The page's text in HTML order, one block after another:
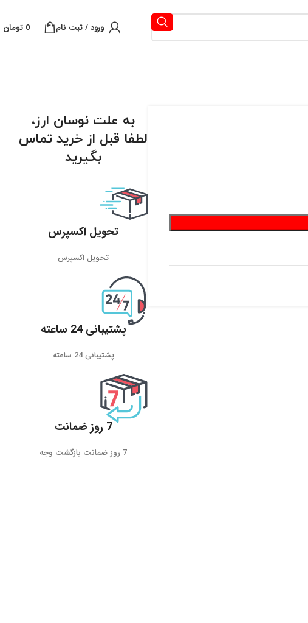
ورود / ثبت نام 0 تومان
به علت نوسان ارز،
لطفا قبل از خرید تماس
بگیرید
تحویل اکسپرس
تحویل اکسپرس
پشتیبانی 24 ساعته
پشتیبانی 24 ساعته
7 روز ضمانت
7 روز ضمانت بازگشت وجه